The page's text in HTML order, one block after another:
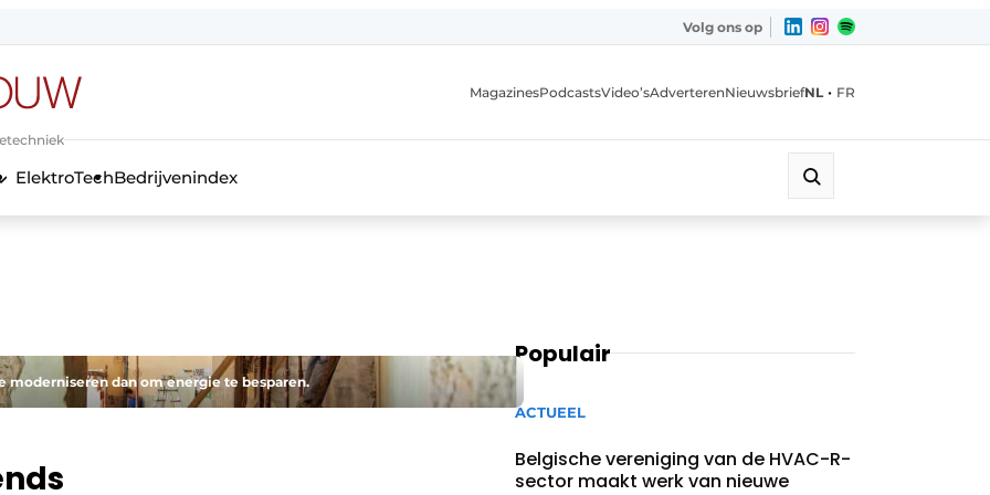
Volg ons op
MagazinesPodcastsVideo’sAdverterenNieuwsbriefNL • FR
ElektroTechBedrijvenindex
dan om energie te besparen.
Populair
ACTUEEL
Belgische vereniging van de HVAC-R-
sector maakt werk van nieuwe